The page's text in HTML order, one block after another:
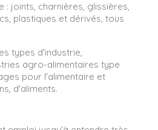
: joints, charnières, glissières,
plastiques et dérivés, tous
types d'industrie,
agro-alimentaires type
pour l'alimentaire et
d'aliments.